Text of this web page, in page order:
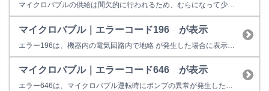
マイクロバブルの供給は間欠的に行われるため、むらになって少なく見えることがあります。 設置条件（機器と浴槽との距離や配管形状・浴槽の設置高さ・浴槽の大きさ・循環金具の取付位置）によって、マイクロバブルの広がり方は異なります。
マイクロバブル｜エラーコード196 が表示
マイクロバブル｜エラーコード646 が表示
エラー646は、マイクロバブル運転時にポンプの異常が発生した場合に表示されます。 【考えられる故障箇所】 ポンプ、電装ユニット等 修理料金の目安は以下のとおりです。 37,900円～56,900円（税込） 【ご注意事項】 実際の修理料金は修理員よりご案内いたします。 訪問した場合は、修理を行わなくても出張費や故障診断料などが発生します。 設置状況（高所、狭所等）や作業内容（機...